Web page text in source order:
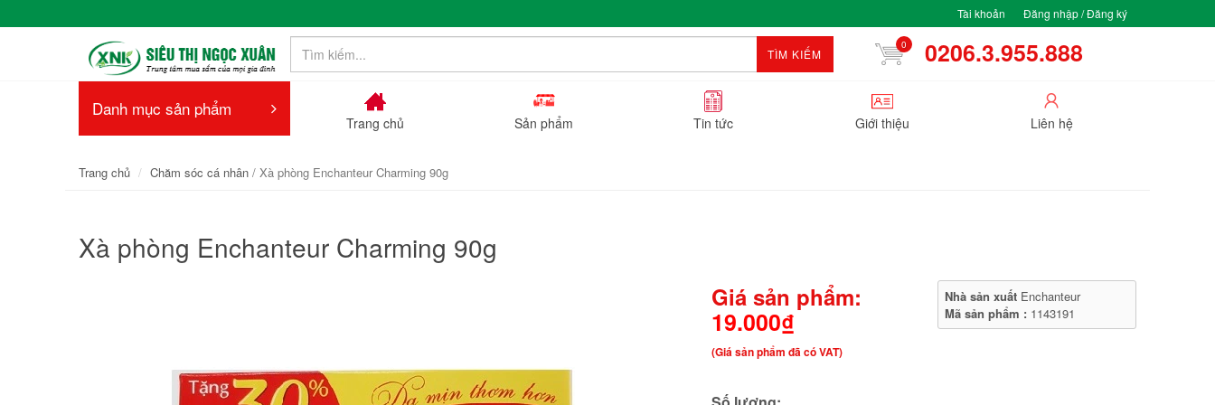
Tài khoản Đăng nhập / Đăng ký
TÌM KIẾM
0 0206.3.955.888
Danh mục sản phẩm
Trang chủ Sản phẩm Tin tức Giới thiệu Liên hệ
Trang chủ Chăm sóc cá nhân / Xà phòng Enchanteur Charming 90g
Xà phòng Enchanteur Charming 90g
Giá sản phẩm:
19.000₫
(Giá sản phẩm đã có VAT)
Nhà sản xuất Enchanteur
Mã sản phẩm : 1143191